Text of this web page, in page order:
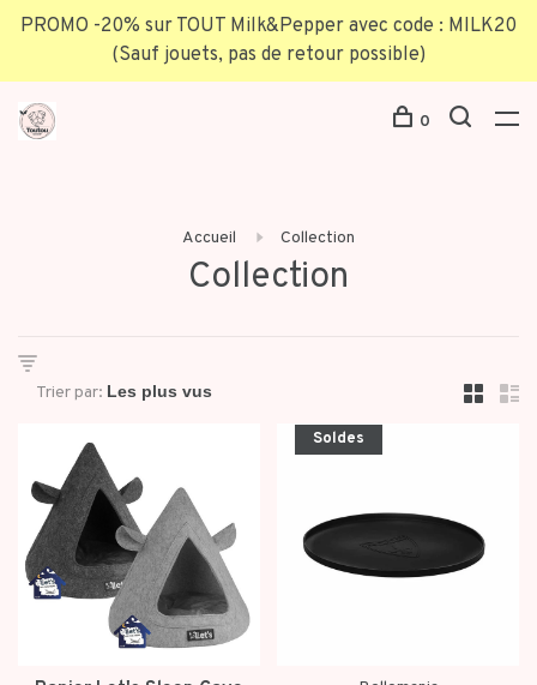
PROMO -20% sur TOUT Milk&Pepper avec code : MILK20
(Sauf jouets, pas de retour possible)
0
Accueil Collection
Collection
Trier par:
Soldes